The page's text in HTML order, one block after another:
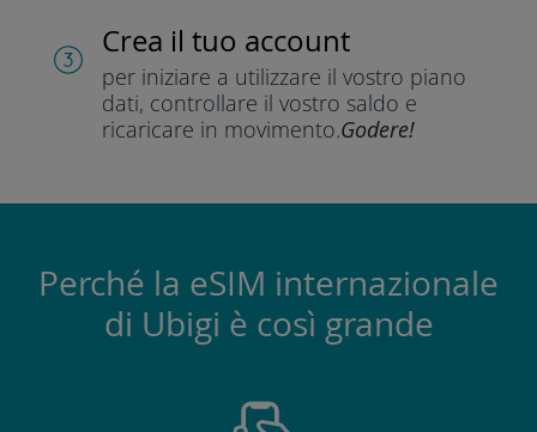
Crea il tuo account
per iniziare a utilizzare il vostro piano
dati, controllare il vostro saldo e
ricaricare in movimento.Godere!
Perché la eSIM internazionale
di Ubigi è così grande